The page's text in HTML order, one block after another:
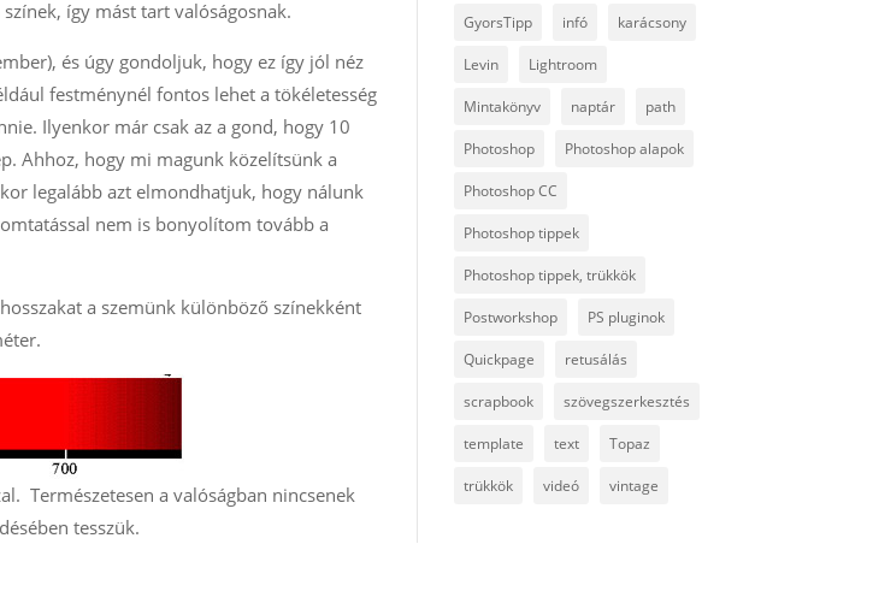
így mást tart valóságosnak.
és úgy gondoljuk, hogy ez így jól néz
festménynél fontos lehet a tökéletesség
Ilyenkor már csak az a gond, hogy 10
Ahhoz, hogy mi magunk közelítsünk a
legalább azt elmondhatjuk, hogy nálunk
nem is bonyolítom tovább a
a szemünk különböző színekként
Természetesen a valóságban nincsenek
tesszük.
GyorsTipp infó karácsony
Levin Lightroom
Mintakönyv naptár path
Photoshop Photoshop alapok
Photoshop CC
Photoshop tippek
Photoshop tippek, trükkök
Postworkshop PS pluginok
Quickpage retusálás
scrapbook szövegszerkesztés
template text Topaz
trükkök videó vintage